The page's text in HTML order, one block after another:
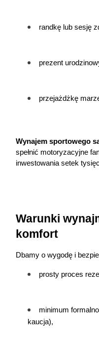
randkę lub sesję
prezent
przejażdżkę
Wynajem sportowego
spełnić motoryzacyjne
inwestowania setek
Warunki
komfort
Dbamy o wygodę i
prosty proces
minimum
kaucja),